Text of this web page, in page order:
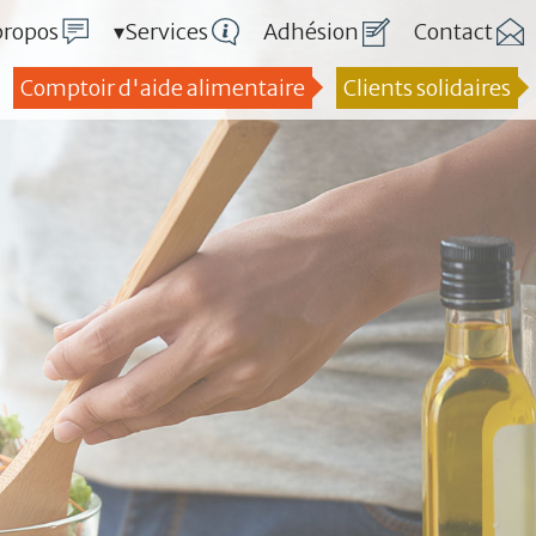
▾Services Adhésion Contact
Comptoir d'aide alimentaire Clients solidaires